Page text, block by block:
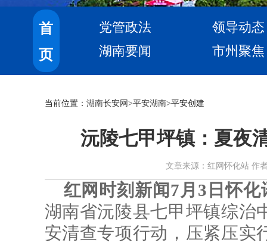
首
页
党管政法
领导动态
湖南要闻
市州聚焦
当前位置： 湖南长安网 >平安湖南>平安创建
沅陵七甲坪镇：夏夜
文章来源：红网怀化站 作
红网时刻新闻7月3日怀化
湖南省沅陵县七甲坪镇综治
安清查专项行动，压紧压实